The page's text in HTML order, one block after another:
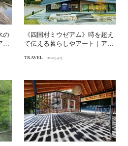
の
《四国村ミウゼアム》時を超え
て伝える暮らしやアート｜アー
TRAVEL 2025.4.9